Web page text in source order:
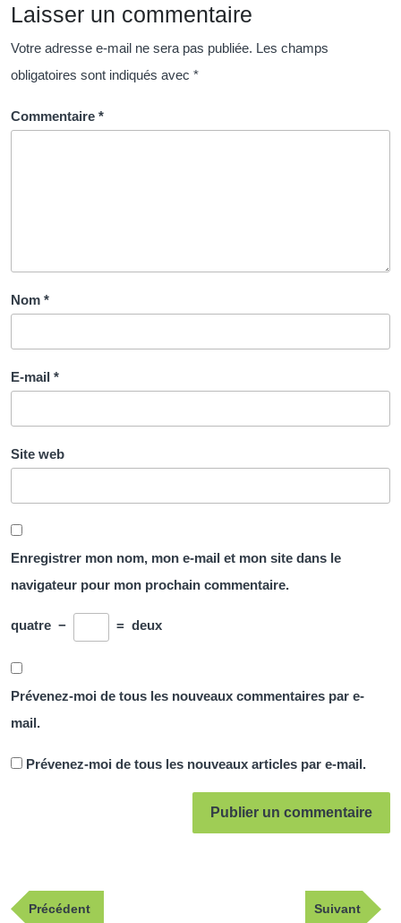
un
Métier
Laisser un commentaire
Votre adresse e-mail ne sera pas publiée. Les champs
obligatoires sont indiqués avec *
Commentaire *
Nom *
E-mail *
Site web
Enregistrer mon nom, mon e-mail et mon site dans le
navigateur pour mon prochain commentaire.
quatre − = deux
Prévenez-moi de tous les nouveaux commentaires par e-
mail.
Prévenez-moi de tous les nouveaux articles par e-mail.
Navigation
dePublication
Précédent
Article
Suivant